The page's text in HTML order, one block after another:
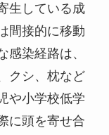
生している成
間接的に移動
感染経路は、
クシ、枕など
や小学校低学
に頭を寄せ合